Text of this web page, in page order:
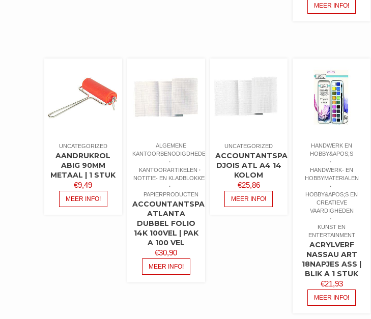
MEER INFO!
UNCATEGORIZED
AANDRUKROL
ABIG 90MM
METAAL | 1 STUK
€9,49
MEER INFO!
ALGEMENE
KANTOORBENODIGDHEDEN
KANTOORARTIKELEN
NOTITIE- EN KLADBLOKKEN
PAPIERPRODUCTEN
ACCOUNTANTSPAPIER
ATLANTA
DUBBEL FOLIO
14K 100VEL | PAK
A 100 VEL
€30,90
MEER INFO!
UNCATEGORIZED
ACCOUNTANTSPAPIER
DJOIS ATL A4 14
KOLOM
€25,86
MEER INFO!
HANDWERK EN
HOBBY&APOS;S
HANDWERK- EN
HOBBYMATERIALEN
HOBBY&APOS;S EN
CREATIEVE
VAARDIGHEDEN
KUNST EN
ENTERTAINMENT
ACRYLVERF
NASSAU ART
18NAPJES ASS |
BLIK A 1 STUK
€21,93
MEER INFO!